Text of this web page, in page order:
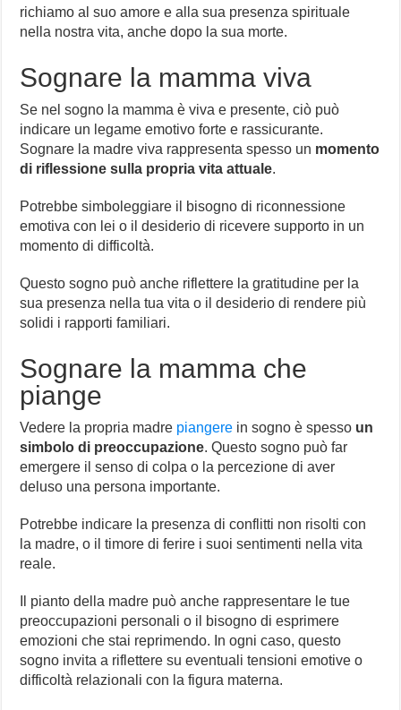
richiamo al suo amore e alla sua presenza spirituale
nella nostra vita, anche dopo la sua morte.
Sognare la mamma viva
Se nel sogno la mamma è viva e presente, ciò può
indicare un legame emotivo forte e rassicurante.
Sognare la madre viva rappresenta spesso un momento
di riflessione sulla propria vita attuale.
Potrebbe simboleggiare il bisogno di riconnessione
emotiva con lei o il desiderio di ricevere supporto in un
momento di difficoltà.
Questo sogno può anche riflettere la gratitudine per la
sua presenza nella tua vita o il desiderio di rendere più
solidi i rapporti familiari.
Sognare la mamma che
piange
Vedere la propria madre piangere in sogno è spesso un
simbolo di preoccupazione. Questo sogno può far
emergere il senso di colpa o la percezione di aver
deluso una persona importante.
Potrebbe indicare la presenza di conflitti non risolti con
la madre, o il timore di ferire i suoi sentimenti nella vita
reale.
Il pianto della madre può anche rappresentare le tue
preoccupazioni personali o il bisogno di esprimere
emozioni che stai reprimendo. In ogni caso, questo
sogno invita a riflettere su eventuali tensioni emotive o
difficoltà relazionali con la figura materna.